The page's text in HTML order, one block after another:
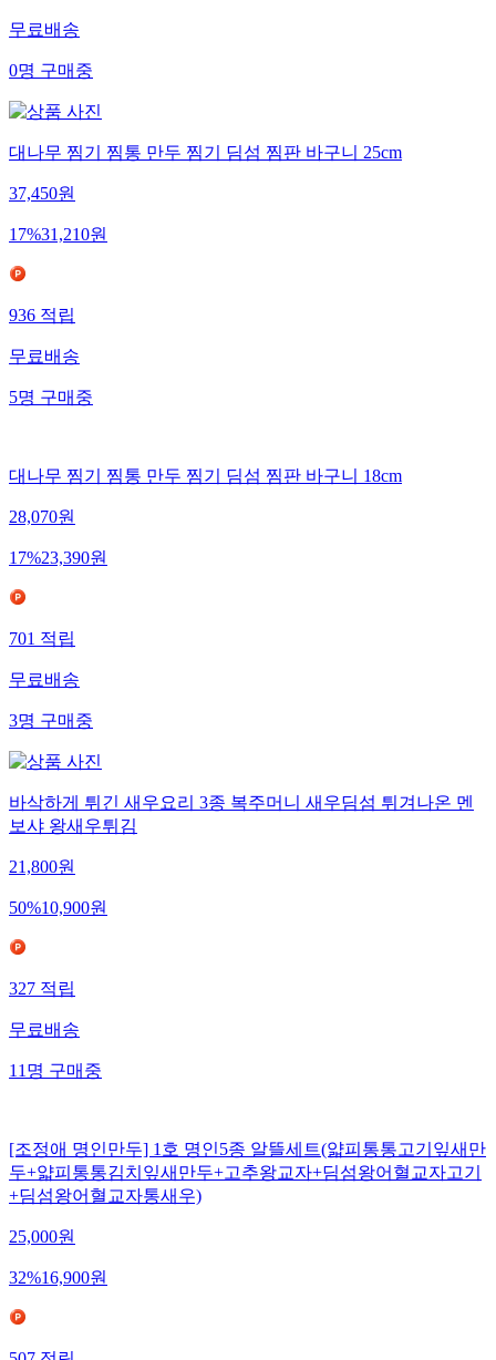
무료배송
0명 구매중
대나무 찜기 찜통 만두 찜기 딤섬 찜판 바구니 25cm
37,450원
17%31,210원
936 적립
무료배송
5명 구매중
대나무 찜기 찜통 만두 찜기 딤섬 찜판 바구니 18cm
28,070원
17%23,390원
701적립
무료배송
3명구매중
바삭하게 튀긴 새우요리 3종 복주머니 새우딤섬 튀겨나온 멘
보샤 왕새우튀김
21,800원
50%10,900원
327적립
무료배송
11명구매중
[조정애 명인만두] 1호 명인5종 알뜰세트(얇피통통고기잎새만
두+얇피통통김치잎새만두+고추왕교자+딤섬왕어혈교자고기
+딤섬왕어혈교자통새우)
25,000원
32%16,900원